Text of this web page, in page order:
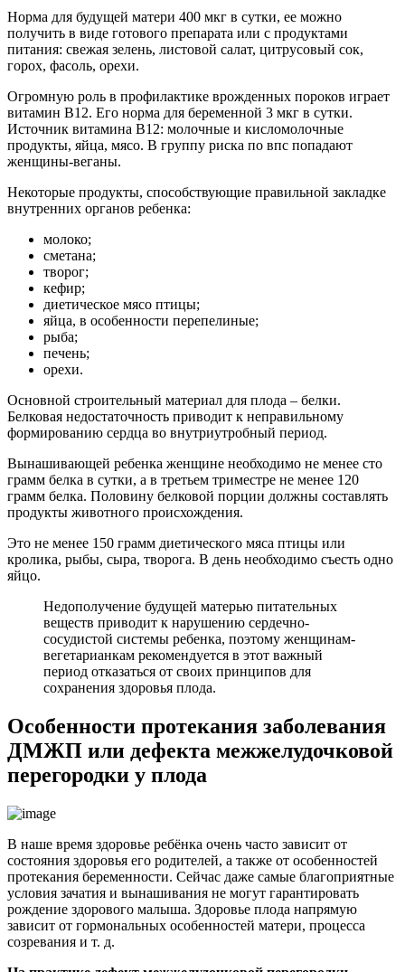
Норма для будущей матери 400 мкг в сутки, ее можно
получить в виде готового препарата или с продуктами
питания: свежая зелень, листовой салат, цитрусовый сок,
горох, фасоль, орехи.
Огромную роль в профилактике врожденных пороков играет
витамин В12. Его норма для беременной 3 мкг в сутки.
Источник витамина В12: молочные и кисломолочные
продукты, яйца, мясо. В группу риска по впс попадают
женщины-веганы.
Некоторые продукты, способствующие правильной закладке
внутренних органов ребенка:
молоко;
сметана;
творог;
кефир;
диетическое мясо птицы;
яйца, в особенности перепелиные;
рыба;
печень;
орехи.
Основной строительный материал для плода – белки.
Белковая недостаточность приводит к неправильному
формированию сердца во внутриутробный период.
Вынашивающей ребенка женщине необходимо не менее сто
грамм белка в сутки, а в третьем триместре не менее 120
грамм белка. Половину белковой порции должны составлять
продукты животного происхождения.
Это не менее 150 грамм диетического мяса птицы или
кролика, рыбы, сыра, творога. В день необходимо съесть одно
яйцо.
Недополучение будущей матерью питательных
веществ приводит к нарушению сердечно-
сосудистой системы ребенка, поэтому женщинам-
вегетарианкам рекомендуется в этот важный
период отказаться от своих принципов для
сохранения здоровья плода.
Особенности протекания заболевания
ДМЖП или дефекта межжелудочковой
перегородки у плода
В наше время здоровье ребёнка очень часто зависит от
состояния здоровья его родителей, а также от особенностей
протекания беременности. Сейчас даже самые благоприятные
условия зачатия и вынашивания не могут гарантировать
рождение здорового малыша. Здоровье плода напрямую
зависит от гормональных особенностей матери, процесса
созревания и т. д.